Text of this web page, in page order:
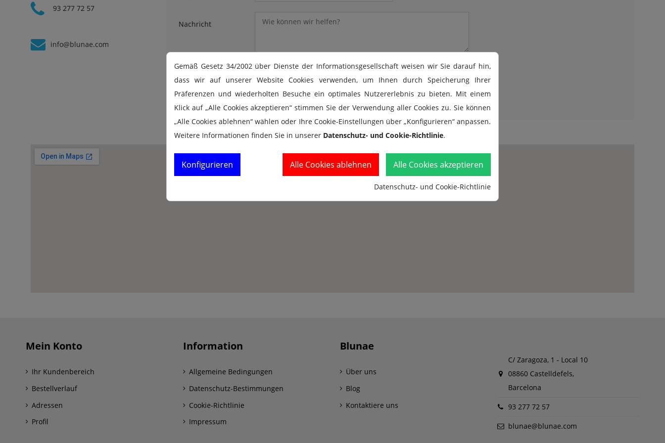
93 277 72 57
info@blunae.com
Nachricht
Ich habe dieDatenschutz-Bestimmungengelesen und stimme
ihnen zu.
Mein Konto
Ihr Kundenbereich
Bestellverlauf
Adressen
Profil
Information
Allgemeine Bedingungen
Datenschutz-Bestimmungen
Cookie-Richtlinie
Impressum
Blunae
Über uns
Blog
Kontaktiere uns
C/ Zaragoza, 1 - Local 10
08860 Castelldefels,
Barcelona
93 277 72 57
blunae@blunae.com
Gemäß Gesetz 34/2002 über Dienste der Informationsgesellschaft weisen wir Sie darauf hin,
dass wir auf unserer Website Cookies verwenden, um Ihnen durch Speicherung Ihrer
Präferenzen und wiederholten Besuche ein optimales Nutzererlebnis zu bieten. Mit einem
Klick auf „Alle Cookies akzeptieren“ stimmen Sie der Verwendung aller Cookies zu. Sie können
„Alle Cookies ablehnen“ wählen oder Ihre Cookie-Einstellungen über „Konfigurieren“ anpassen.
Weitere Informationen finden Sie in unserer Datenschutz- und Cookie-Richtlinie.
Alle Cookies akzeptieren
Alle Cookies ablehnen
Konfigurieren
Datenschutz- und Cookie-Richtlinie